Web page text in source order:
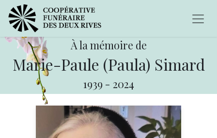
À la mémoire de
Marie-Paule (Paula) Simard
1939 - 2024